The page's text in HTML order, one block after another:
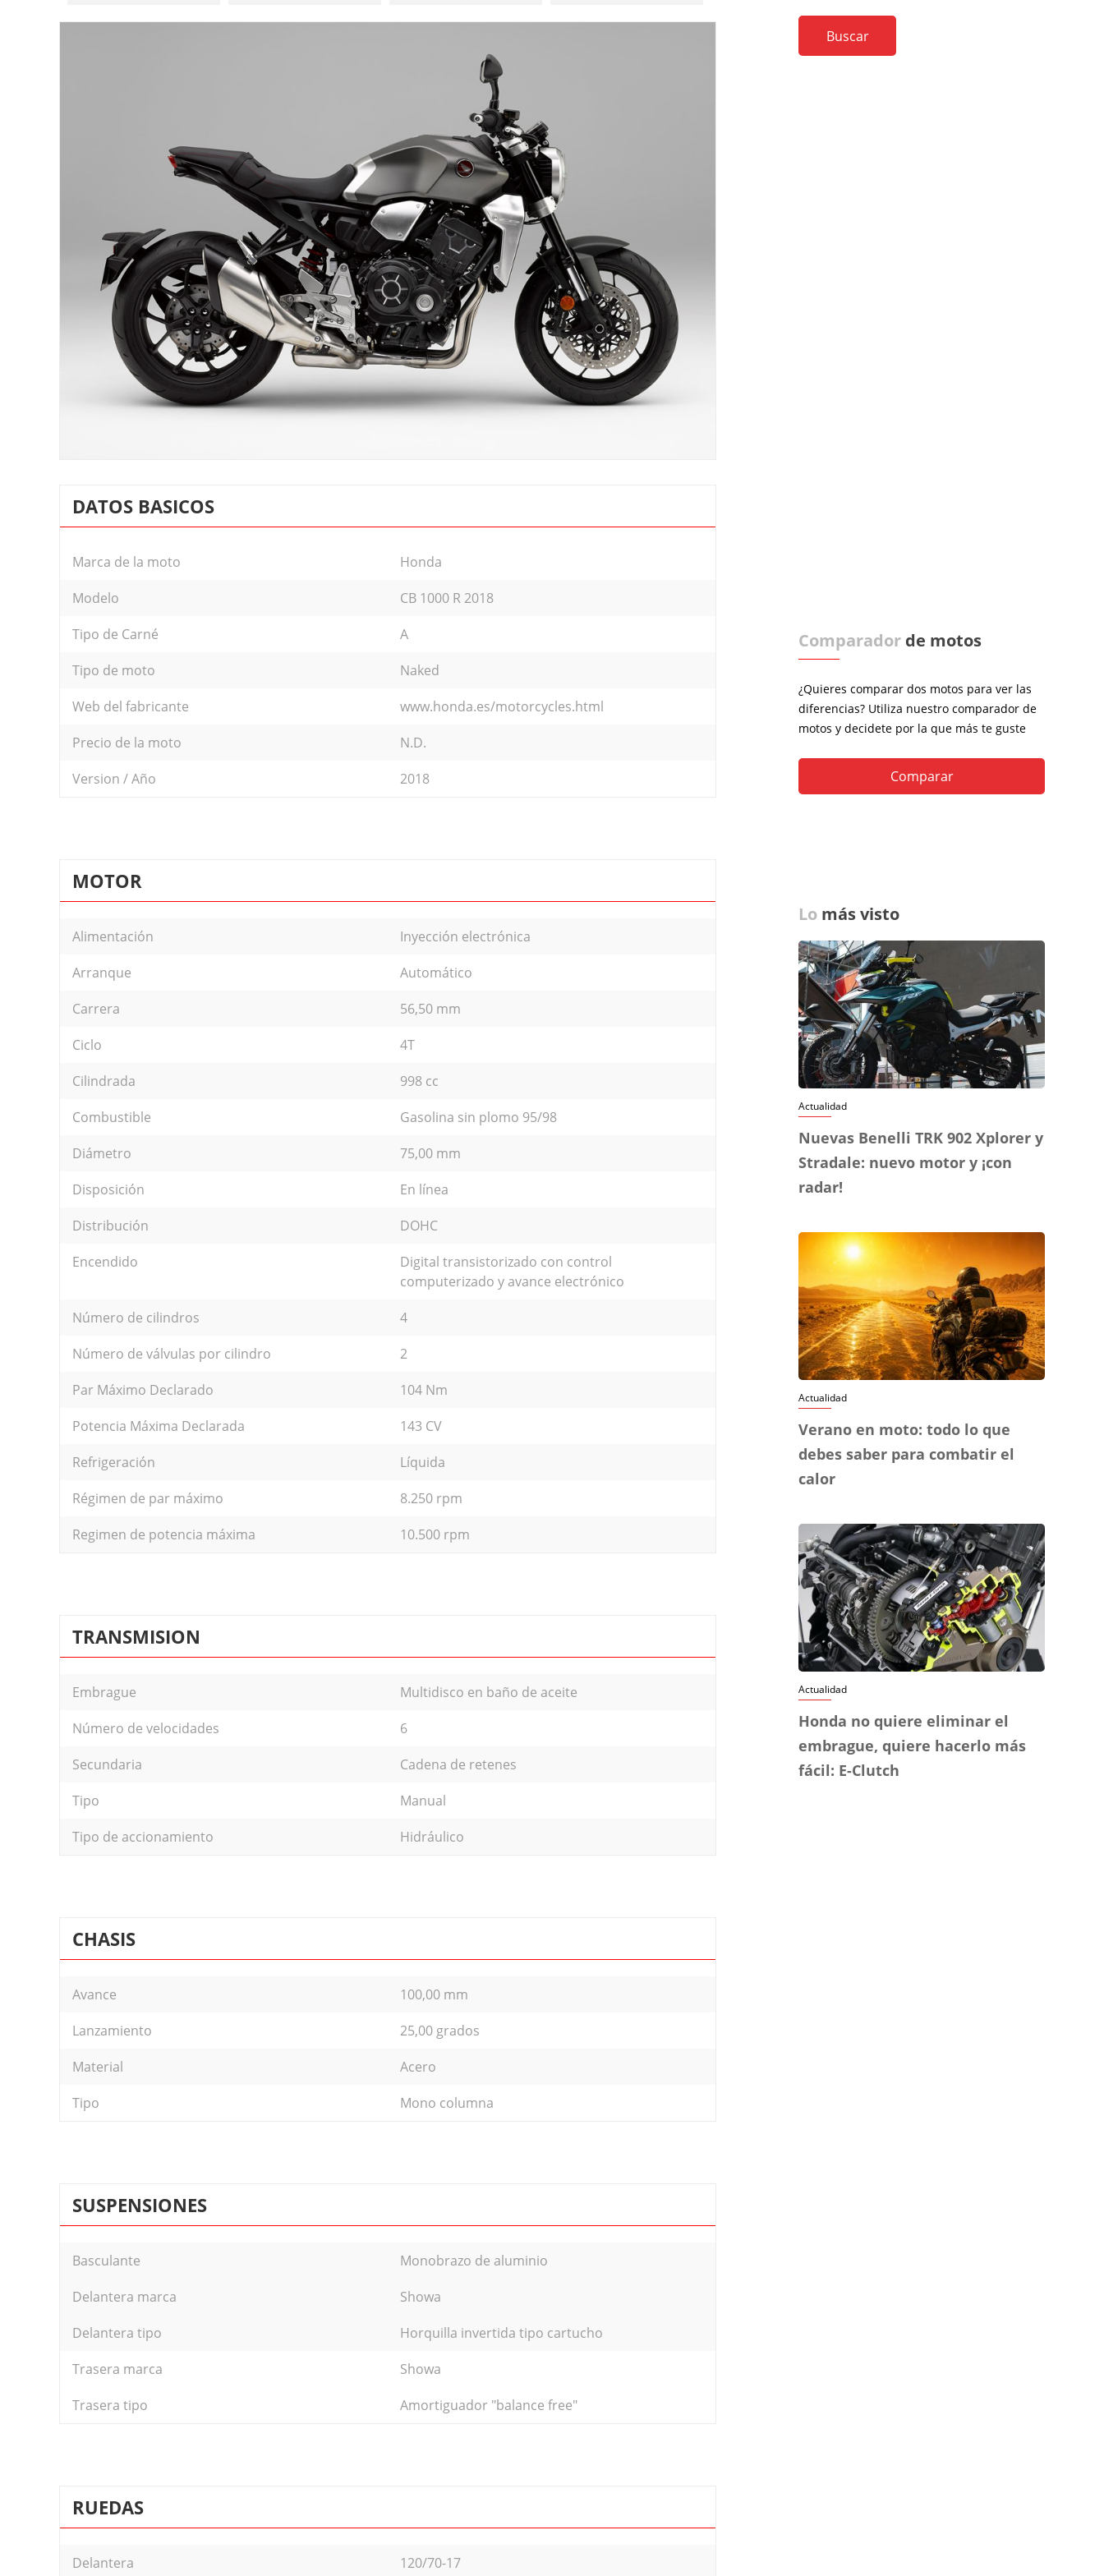
DATOS BASICOS
Marca de la moto
Honda
Modelo
CB 1000 R 2018
Tipo de Carné
A
Tipo de moto
Naked
Web del fabricante
www.honda.es/motorcycles.html
Precio de la moto
N.D.
Version / Año
2018
MOTOR
Alimentación
Inyección electrónica
Arranque
Automático
Carrera
56,50 mm
Ciclo
4T
Cilindrada
998 cc
Combustible
Gasolina sin plomo 95/98
Diámetro
75,00 mm
Disposición
En línea
Distribución
DOHC
Encendido
Digital transistorizado con control
computerizado y avance electrónico
Número de cilindros
4
Número de válvulas por cilindro
2
Par Máximo Declarado
104 Nm
Potencia Máxima Declarada
143 CV
Refrigeración
Líquida
Régimen de par máximo
8.250 rpm
Regimen de potencia máxima
10.500 rpm
TRANSMISION
Embrague
Multidisco en baño de aceite
Número de velocidades
6
Secundaria
Cadena de retenes
Tipo
Manual
Tipo de accionamiento
Hidráulico
CHASIS
Avance
100,00 mm
Lanzamiento
25,00 grados
Material
Acero
Tipo
Mono columna
SUSPENSIONES
Basculante
Monobrazo de aluminio
Delantera marca
Showa
Delantera tipo
Horquilla invertida tipo cartucho
Trasera marca
Showa
Trasera tipo
Amortiguador "balance free"
RUEDAS
Delantera 120/70-17
Comparador de motos
¿Quieres comparar dos motos para ver las
diferencias? Utiliza nuestro comparador de
motos y decidete por la que más te guste
Comparar
Lo más visto
Actualidad
Nuevas Benelli TRK 902 Xplorer y
Stradale: nuevo motor y ¡con
radar!
Actualidad
Verano en moto: todo lo que
debes saber para combatir el
calor
Actualidad
Honda no quiere eliminar el
embrague, quiere hacerlo más
fácil: E-Clutch